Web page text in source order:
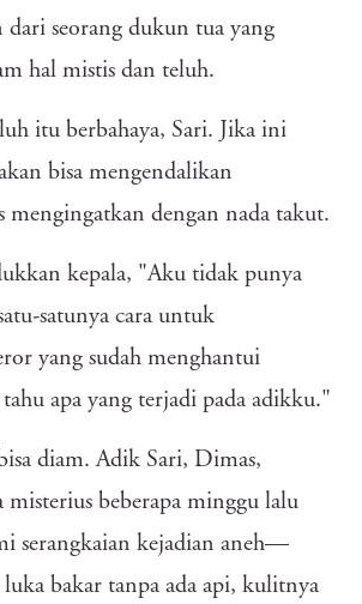
dari seorang dukun tua yang
hal mistis dan teluh.
itu berbahaya, Sari. Jika ini
bisa mengendalikan
mengingatkan dengan nada takut.
kepala, "Aku tidak punya
satunya cara untuk
yang sudah menghantui
apa yang terjadi pada adikku."
diam. Adik Sari, Dimas,
misterius beberapa minggu lalu
serangkaian kejadian aneh—
bakar tanpa ada api, kulitnya